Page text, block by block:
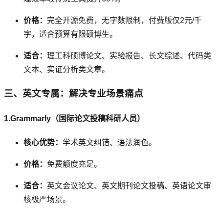
价格： 完全开源免费，无字数限制，付费版仅2元/千
字，适合预算有限硕博生。
适合： 理工科硕博论文、实验报告、长文综述、代码类
文本、实证分析类文章。
三、英文专属：解决专业场景痛点
1.Grammarly（国际论文投稿科研人员）
核心优势： 学术英文纠错、语法润色。
价格： 免费额度充足。
适合： 英文会议论文、英文期刊论文投稿、英语论文审
核极严场景。